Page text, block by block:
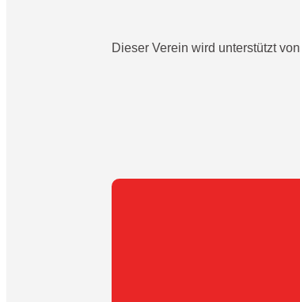
Dieser Verein wird unterstützt von